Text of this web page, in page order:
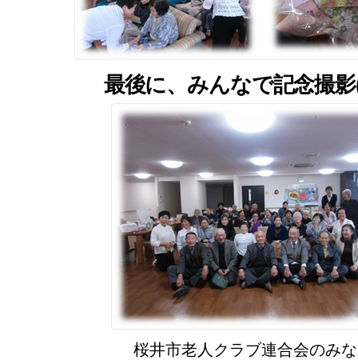
最後に、みんなで記念撮
桜井市老人クラブ連合会のみ